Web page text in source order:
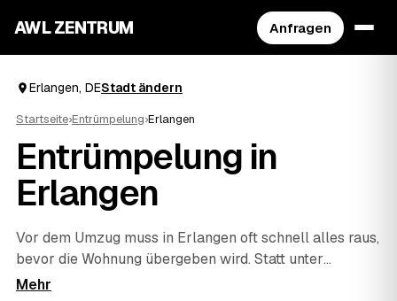
AWL ZENTRUM Anfragen
Erlangen, DEStadt ändern
Startseite›Entrümpelung›Erlangen
Entrümpelung in
Erlangen
Vor dem Umzug muss in Erlangen oft schnell alles raus,
bevor die Wohnung übergeben wird. Statt unter
Zeitdruck den erstbesten Betrieb zu nehmen, stellen